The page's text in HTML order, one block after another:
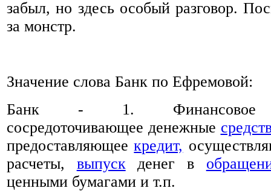
забыл, но здесь особый разговор.
за монстр.
Значение слова Банк по Ефремовой:
Банк - 1.
сосредоточивающее денежные
предоставляющеекредит,
расчеты, выпускденег в
ценными бумагами и т.п.